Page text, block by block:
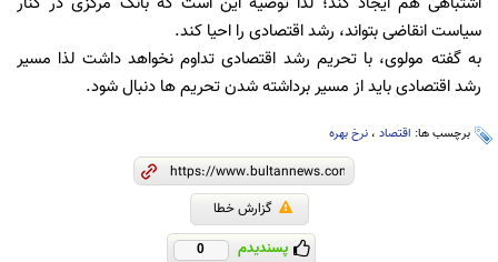
سیاست انقاضی بتواند، رشد اقتصادی را احیا کند.
به گفته مولوی، با تحریم رشد اقتصادی تداوم نخواهد داشت لذا مسیر
رشد اقتصادی باید از مسیر برداشته شدن تحریم ها دنبال شود.
برچسب ها: اقتصاد ، نرخ بهره
گزارش خطا
پسندیدم 0